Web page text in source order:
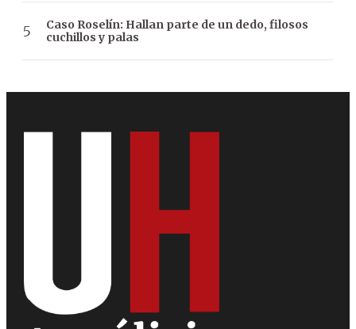
Caso Roselín: Hallan parte de un dedo, filosos
cuchillos y palas